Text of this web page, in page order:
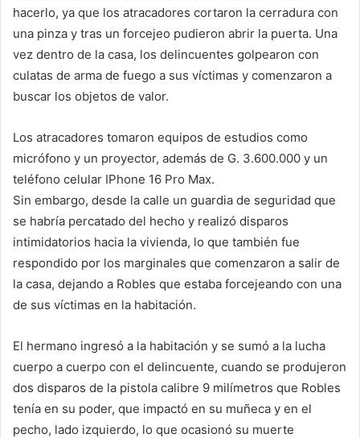
hacerlo, ya que los atracadores cortaron la cerradura con
una pinza y tras un forcejeo pudieron abrir la puerta. Una
vez dentro de la casa, los delincuentes golpearon con
culatas de arma de fuego a sus víctimas y comenzaron a
buscar los objetos de valor.
Los atracadores tomaron equipos de estudios como
micrófono y un proyector, además de G. 3.600.000 y un
teléfono celular IPhone 16 Pro Max.
Sin embargo, desde la calle un guardia de seguridad que
se habría percatado del hecho y realizó disparos
intimidatorios hacia la vivienda, lo que también fue
respondido por los marginales que comenzaron a salir de
la casa, dejando a Robles que estaba forcejeando con una
de sus víctimas en la habitación.
El hermano ingresó a la habitación y se sumó a la lucha
cuerpo a cuerpo con el delincuente, cuando se produjeron
dos disparos de la pistola calibre 9 milímetros que Robles
tenía en su poder, que impactó en su muñeca y en el
pecho, lado izquierdo, lo que ocasionó su muerte